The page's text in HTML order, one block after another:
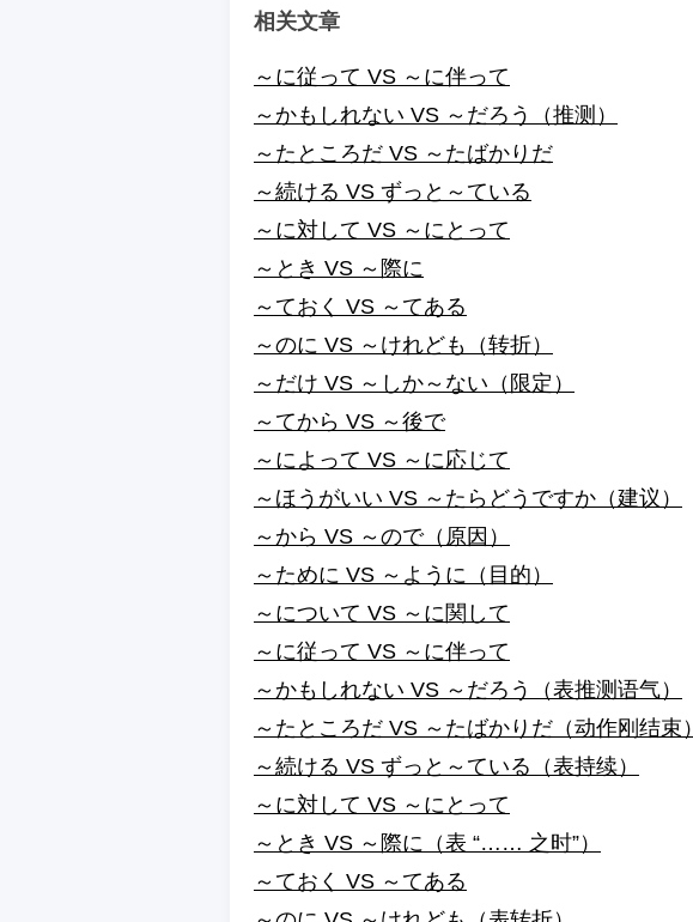
相关文章
～に従って VS ～に伴って
～かもしれない VS ～だろう（推测）
～たところだ VS ～たばかりだ
～続ける VS ずっと～ている
～に対して VS ～にとって
～とき VS ～際に
～ておく VS ～てある
～のに VS ～けれども（转折）
～だけ VS ～しか～ない（限定）
～てから VS ～後で
～によって VS ～に応じて
～ほうがいい VS ～たらどうですか（建议）
～から VS ～ので（原因）
～ために VS ～ように（目的）
～について VS ～に関して
～に従って VS ～に伴って
～かもしれない VS ～だろう（表推测语气）
～たところだ VS ～たばかりだ（动作刚结束）
～続ける VS ずっと～ている（表持续）
～に対して VS ～にとって
～とき VS ～際に（表 “…… 之时”）
～ておく VS ～てある